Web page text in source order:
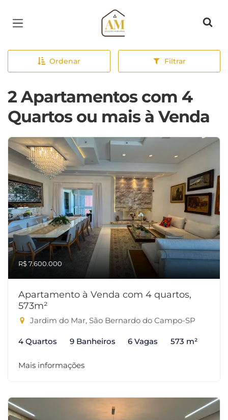
Página inicial
Ordenar Filtrar
2 Apartamentos com 4
Quartos ou mais à Venda
R$ 7.600.000
Apartamento à Venda com 4 quartos,
573m²
Jardim do Mar, São Bernardo do Campo-SP
4 Quartos 9 Banheiros 6 Vagas 573 m²
Mais informações